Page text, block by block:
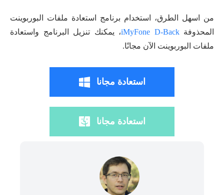
من اسهل الطرق، استخدام برنامج استعادة ملفات البوربوينت
المحذوفةiMyFone D-Back، يمكنك تنزيل البرنامج واستعادة
ملفات البوربوينت الآن مجانًا.
استعادة مجانا
استعادة مجانا